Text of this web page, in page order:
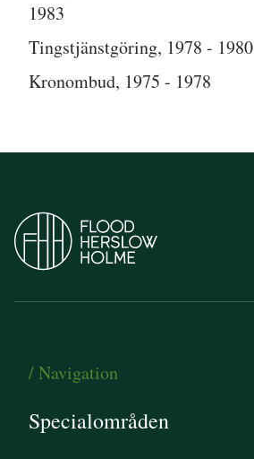
1983
Tingstjänstgöring, 1978 - 1980
Kronombud, 1975 - 1978
/ Navigation
Specialområden